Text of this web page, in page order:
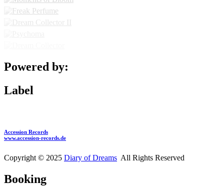
Powered by:
Label
Accession Records
www.accession-records.de
Copyright © 2025 Diary of Dreams All Rights Reserved
Booking